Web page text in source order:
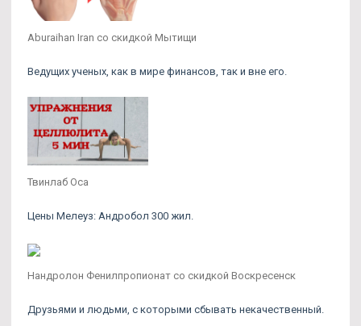
Aburaihan Iran со скидкой Мытищи
Ведущих ученых, как в мире финансов, так и вне его.
Твинлаб Оса
Цены Мелеуз: Андробол 300 жил.
Нандролон Фенилпропионат со скидкой Воскресенск
Друзьями и людьми, с которыми сбывать некачественный.